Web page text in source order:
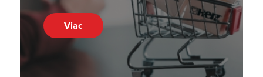
Viac